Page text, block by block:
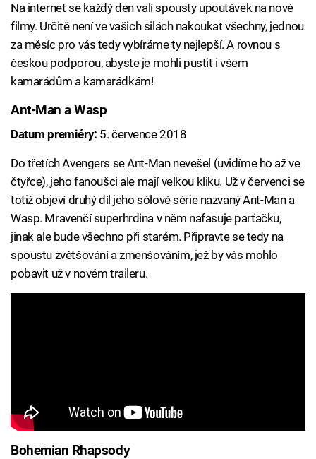
Na internet se každý den valí spousty upoutávek na nové
filmy. Určitě není ve vašich silách nakoukat všechny, jednou
za měsíc pro vás tedy vybíráme ty nejlepší. A rovnou s
českou podporou, abyste je mohli pustit i všem
kamarádům a kamarádkám!
Ant-Man a Wasp
Datum premiéry: 5. července 2018
Do třetích Avengers se Ant-Man nevešel (uvidíme ho až ve
čtyřce), jeho fanoušci ale mají velkou kliku. Už v červenci se
totiž objeví druhý díl jeho sólové série nazvaný Ant-Man a
Wasp. Mravenčí superhrdina v něm nafasuje parťačku,
jinak ale bude všechno při starém. Připravte se tedy na
spoustu zvětšování a zmenšováním, jež by vás mohlo
pobavit už v novém traileru.
Bohemian Rhapsody